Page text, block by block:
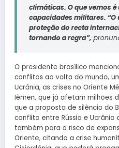
climáticas. O que vemos
capacidades militares. “O
proteção do recta
tornando a regra”,
O presidente brasílico
conflitos ao volta do mundo,
Ucrânia, as crises no Oriente
Iêmen, que já afetam milhões
que a proposta de silêncio do
conflito entre Rússia e Ucrânia
também para o risco de
Oriente, citando a crise